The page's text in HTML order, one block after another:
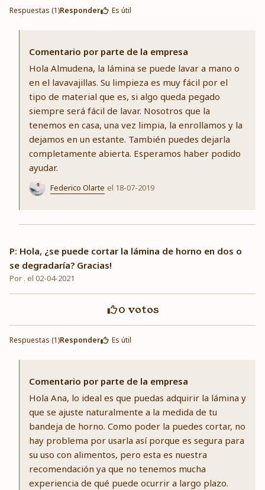
Respuestas (1)Responder Es útil
Comentario por parte de la empresa
Hola Almudena, la lámina se puede lavar a mano o
en el lavavajillas. Su limpieza es muy fácil por el
tipo de material que es, si algo queda pegado
siempre será fácil de lavar. Nosotros que la
tenemos en casa, una vez limpia, la enrollamos y la
dejamos en un estante. También puedes dejarla
completamente abierta. Esperamos haber podido
ayudar.
Federico Olarte el 18-07-2019
P: Hola, ¿se puede cortar la lámina de horno en dos o
se degradaría? Gracias!
Por . el 02-04-2021
0 votos
Respuestas (1)Responder Es útil
Comentario por parte de la empresa
Hola Ana, lo ideal es que puedas adquirir la lámina y
que se ajuste naturalmente a la medida de tu
bandeja de horno. Como poder la puedes cortar, no
hay problema por usarla así porque es segura para
su uso con alimentos, pero esta es nuestra
recomendación ya que no tenemos mucha
experiencia de qué puede ocurrir a largo plazo.